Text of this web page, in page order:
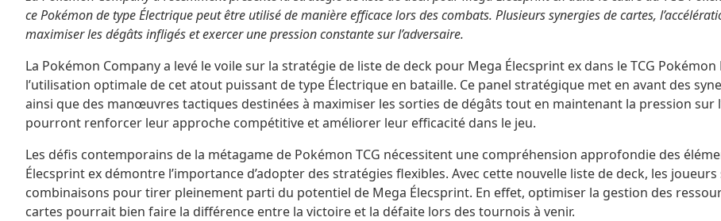
ce Pokémon de type Électrique peut être utilisé de manière efficace lors des combats. Plusieurs synergies de cartes,
maximiser les dégâts infligés et exercer une pression constante sur l’adversaire.
La Pokémon Company a levé le voile sur la stratégie de liste de deck pour Mega Élecsprint ex dans le TCG
l’utilisation optimale de cet atout puissant de type Électrique en bataille. Ce panel stratégique met en avant des
ainsi que des manœuvres tactiques destinées à maximiser les sorties de dégâts tout en maintenant la pression sur
pourront renforcer leur approche compétitive et améliorer leur efficacité dans le jeu.
Les défis contemporains de la métagame de Pokémon TCG nécessitent une compréhension approfondie des
Élecsprint ex démontre l’importance d’adopter des stratégies flexibles. Avec cette nouvelle liste de deck, les
combinaisons pour tirer pleinement parti du potentiel de Mega Élecsprint. En effet, optimiser la gestion des
cartes pourrait bien faire la différence entre la victoire et la défaite lors des tournois à venir.